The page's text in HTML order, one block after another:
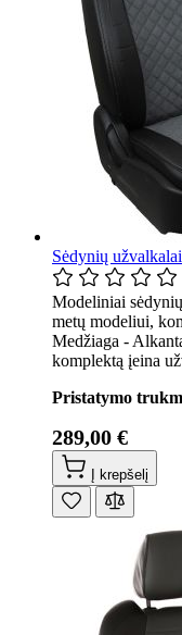
Sėdynių
Modeliniai
metų modeliui,
Medžiaga -
komplektą įeina
Pristatymo
289,00 €
Į krepšelį